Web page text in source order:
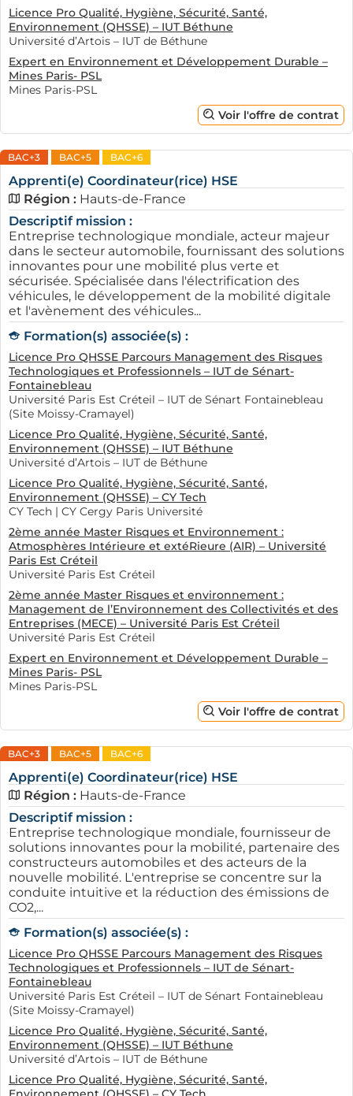
Licence Pro Qualité, Hygiène, Sécurité, Santé,
Environnement (QHSSE) – IUT Béthune
Université d’Artois – IUT de Béthune
Expert en Environnement et Développement Durable –
Mines Paris- PSL
Mines Paris-PSL
Voir l'offre de contrat
BAC+3 BAC+5 BAC+6
Apprenti(e) Coordinateur(rice) HSE
Région : Hauts-de-France
Descriptif mission :
Entreprise technologique mondiale, acteur majeur
dans le secteur automobile, fournissant des solutions
innovantes pour une mobilité plus verte et
sécurisée. Spécialisée dans l'électrification des
véhicules, le développement de la mobilité digitale
et l'avènement des véhicules...
Formation(s) associée(s) :
Licence Pro QHSSE Parcours Management des Risques
Technologiques et Professionnels – IUT de Sénart-
Fontainebleau
Université Paris Est Créteil – IUT de Sénart Fontainebleau
(Site Moissy-Cramayel)
Licence Pro Qualité, Hygiène, Sécurité, Santé,
Environnement (QHSSE) – IUT Béthune
Université d’Artois – IUT de Béthune
Licence Pro Qualité, Hygiène, Sécurité, Santé,
Environnement (QHSSE) – CY Tech
CY Tech | CY Cergy Paris Université
2ème année Master Risques et Environnement :
Atmosphères Intérieure et extéRieure (AIR) – Université
Paris Est Créteil
Université Paris Est Créteil
2ème année Master Risques et environnement :
Management de l’Environnement des Collectivités et des
Entreprises (MECE) – Université Paris Est Créteil
Université Paris Est Créteil
Expert en Environnement et Développement Durable –
Mines Paris- PSL
Mines Paris-PSL
Voir l'offre de contrat
BAC+3 BAC+5 BAC+6
Apprenti(e) Coordinateur(rice) HSE
Région : Hauts-de-France
Descriptif mission :
Entreprise technologique mondiale, fournisseur de
solutions innovantes pour la mobilité, partenaire des
constructeurs automobiles et des acteurs de la
nouvelle mobilité. L'entreprise se concentre sur la
conduite intuitive et la réduction des émissions de
CO2,...
Formation(s) associée(s) :
Licence Pro QHSSE Parcours Management des Risques
Technologiques et Professionnels – IUT de Sénart-
Fontainebleau
Université Paris Est Créteil – IUT de Sénart Fontainebleau
(Site Moissy-Cramayel)
Licence Pro Qualité, Hygiène, Sécurité, Santé,
Environnement (QHSSE) – IUT Béthune
Université d’Artois – IUT de Béthune
Licence Pro Qualité, Hygiène, Sécurité, Santé,